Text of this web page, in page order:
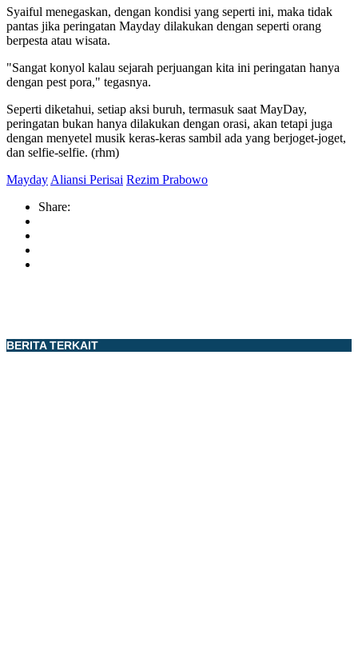
Syaiful menegaskan, dengan kondisi yang seperti ini, maka tidak
pantas jika peringatan Mayday dilakukan dengan seperti orang
berpesta atau wisata.
"Sangat konyol kalau sejarah perjuangan kita ini peringatan hanya
dengan pest pora," tegasnya.
Seperti diketahui, setiap aksi buruh, termasuk saat MayDay,
peringatan bukan hanya dilakukan dengan orasi, akan tetapi juga
dengan menyetel musik keras-keras sambil ada yang berjoget-joget,
dan selfie-selfie. (rhm)
Mayday Aliansi Perisai Rezim Prabowo
Share:
BERITA TERKAIT